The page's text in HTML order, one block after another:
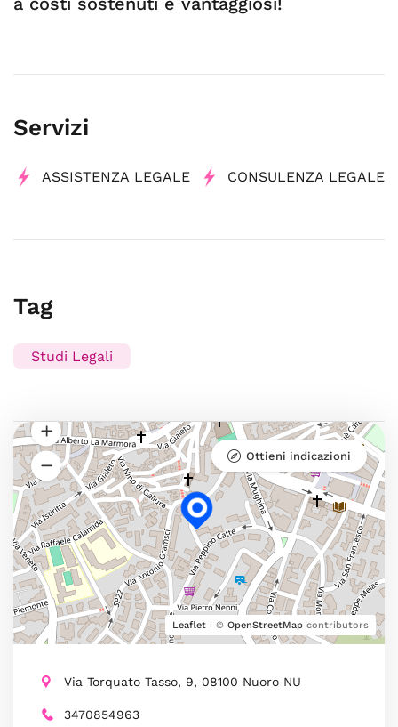
Servizi
ASSISTENZA LEGALE CONSULENZA LEGALE
Tag
Studi Legali
Leaflet | © OpenStreetMap contributors
Ottieni indicazioni
Via Torquato Tasso, 9, 08100 Nuoro NU
3470854963